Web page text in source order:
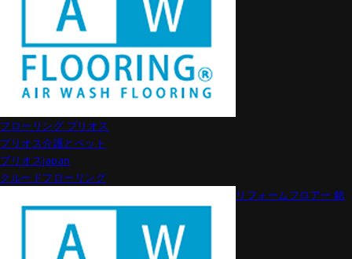
フローリング プリオス
プリオス介護とペット
プリオスjapan
クルードフローリング
リフォームフロアー 銘